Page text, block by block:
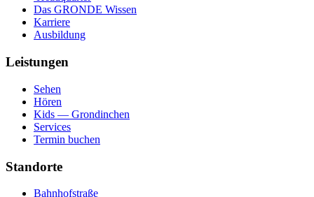
Das GRONDE Wissen
Karriere
Ausbildung
Leistungen
Sehen
Hören
Kids — Grondinchen
Services
Termin buchen
Standorte
Bahnhofstraße